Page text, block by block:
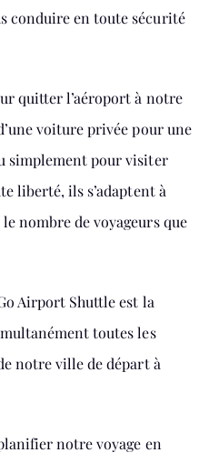
conduire en toute sécurité
quitter l’aéroport à notre
voiture privée pour une
simplement pour visiter
liberté, ils s’adaptent à
nombre de voyageurs que
Airport Shuttle est la
toutes les
notre ville de départ à
notre voyage en